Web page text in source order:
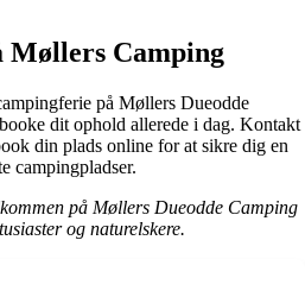
Møllers Camping
på Møllers Dueodde
dit ophold allerede i dag. Kontakt
din plads online for at sikre dig en
campingpladser.
på Møllers Dueodde Camping
og naturelskere.